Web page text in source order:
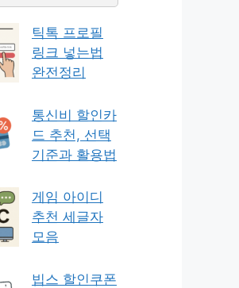
틱톡 프로필
링크 넣는법
완전정리
통신비 할인카
드 추천, 선택
기준과 활용법
게임 아이디
추천 세글자
모음
빕스 할인쿠폰